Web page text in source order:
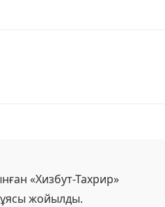
«Хизбут-Тахрир»
жойылды.